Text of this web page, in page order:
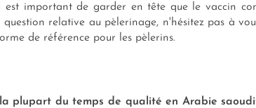
est important de garder en tête que le vaccin
question relative au pèlerinage, n'hésitez pas à
de référence pour les pèlerins.
plupart du temps de qualité en Arabie